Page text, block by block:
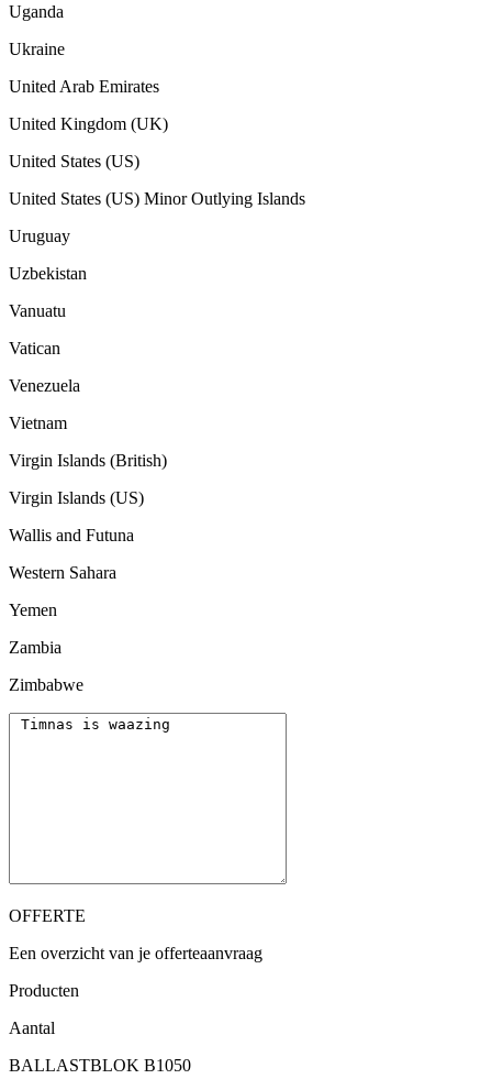
Uganda
Ukraine
United Arab Emirates
United Kingdom (UK)
United States (US)
United States (US) Minor Outlying Islands
Uruguay
Uzbekistan
Vanuatu
Vatican
Venezuela
Vietnam
Virgin Islands (British)
Virgin Islands (US)
Wallis and Futuna
Western Sahara
Yemen
Zambia
Zimbabwe
OFFERTE
Een overzicht van je offerteaanvraag
Producten
Aantal
BALLASTBLOK B1050